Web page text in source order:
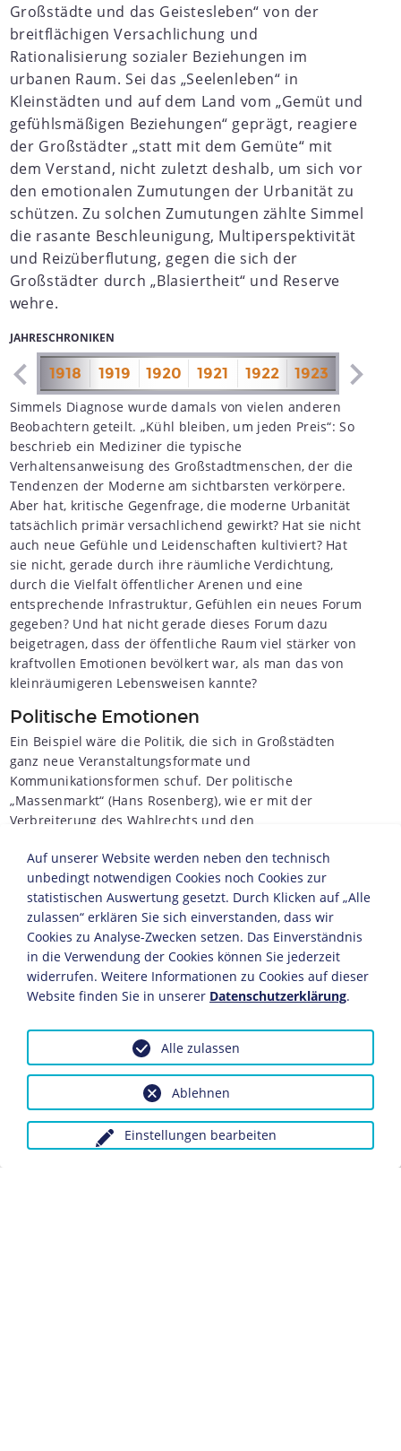
Großstädte und das Geistesleben“ von der
breitflächigen Versachlichung und
Rationalisierung sozialer Beziehungen im
urbanen Raum. Sei das „Seelenleben“ in
Kleinstädten und auf dem Land vom „Gemüt und
gefühlsmäßigen Beziehungen“ geprägt, reagiere
der Großstädter „statt mit dem Gemüte“ mit
dem Verstand, nicht zuletzt deshalb, um sich vor
den emotionalen Zumutungen der Urbanität zu
schützen. Zu solchen Zumutungen zählte Simmel
die rasante Beschleunigung, Multiperspektivität
und Reizüberflutung, gegen die sich der
Großstädter durch „Blasiertheit“ und Reserve
wehre.
JAHRESCHRONIKEN
1917 1918 1919 1920 1921 1922 1923 1924
Simmels Diagnose wurde damals von vielen anderen
Beobachtern geteilt. „Kühl bleiben, um jeden Preis“: So
beschrieb ein Mediziner die typische
Verhaltensanweisung des Großstadtmenschen, der die
Tendenzen der Moderne am sichtbarsten verkörpere.
Aber hat, kritische Gegenfrage, die moderne Urbanität
tatsächlich primär versachlichend gewirkt? Hat sie nicht
auch neue Gefühle und Leidenschaften kultiviert? Hat
sie nicht, gerade durch ihre räumliche Verdichtung,
durch die Vielfalt öffentlicher Arenen und eine
entsprechende Infrastruktur, Gefühlen ein neues Forum
gegeben? Und hat nicht gerade dieses Forum dazu
beigetragen, dass der öffentliche Raum viel stärker von
kraftvollen Emotionen bevölkert war, als man das von
kleinräumigeren Lebensweisen kannte?
Politische Emotionen
Ein Beispiel wäre die Politik, die sich in Großstädten
ganz neue Veranstaltungsformate und
Kommunikationsformen schuf. Der politische
„Massenmarkt“ (Hans Rosenberg), wie er mit der
Verbreiterung des Wahlrechts und den
Jahrhunderts entstand, produzierte Leidenschaften
unerhörten Ausmaßes. Sie machten sich umso massiver
Laut, je agonaler Politik wurde, je höher ihr Streitwert
war und je mehr Menschen damit in Berührung kamen.
Demokratische Partizipation und Emotionalisierung
gingen Hand in Hand. Im Kampf um Zustimmung
buchstabierten sich, wie die Früh- und Spätjahre der
Weimarer Republik zeigten, die politischen Gegensätze
ließ sich an den Parlamentsdebatten, die in Zeitungen
abgedruckt und kommentiert wurden, ebenso ablesen
wie an der Straßenpolitik, die gerade in Großstädten an
Bedeutung gewann und zunehmend gewaltsame
Formen annahm. Auch in Kneipen war Politik ein
Dauerthema, das jederzeit für hitzige
Auseinandersetzungen gut war und die Gefühle zum
Auf unserer Website werden neben den technisch
unbedingt notwendigen Cookies noch Cookies zur
statistischen Auswertung gesetzt. Durch Klicken auf „Alle
zulassen“ erklären Sie sich einverstanden, dass wir
Cookies zu Analyse-Zwecken setzen. Das Einverständnis
in die Verwendung der Cookies können Sie jederzeit
widerrufen. Weitere Informationen zu Cookies auf dieser
Website finden Sie in unserer Datenschutzerklärung.
Einstellungen bearbeiten
Ablehnen
Alle zulassen